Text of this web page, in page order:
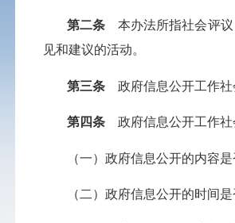
第二条本办法所指社会评议
见和建议的活动。
第三条政府信息公开工作社
第四条政府信息公开工作社
（一）政府信息公开的内容是
（二）政府信息公开的时间是